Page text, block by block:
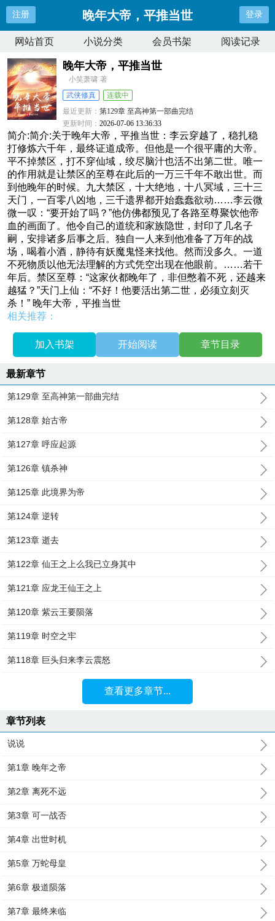
注册 晚年大帝，平推当世 登录
网站首页 小说分类 会员书架 阅读记录
晚年大帝，平推当世
小笑萧啸 著
武侠修真
连载中
最近更新：第129章 至高神第一部曲完结
更新时间：2026-07-06 13:36:33
简介:简介:关于晚年大帝，平推当世：李云穿越了，稳扎稳
打修炼六千年，最终证道成帝。但他是一个很平庸的大帝。
平不掉禁区，打不穿仙域，绞尽脑汁也活不出第二世。唯一
的作用就是让禁区的至尊在此后的一万三千年不敢出世。而
到他晚年的时候。九大禁区，十大绝地，十八冥域，三十三
天门，一百零八凶地，三千遗界都开始蠢蠢欲动……李云微
微一叹：“要开始了吗？”他仿佛都预见了各路至尊聚饮他帝
血的画面了。他令自己的道统和家族隐世，封印了几名子
嗣，安排诸多后事之后。独自一人来到他准备了万年的战
场，喝着小酒，静待有妖魔鬼怪来找他。然而没多久。一道
不死物质以他无法理解的方式凭空出现在他眼前。……若干
年后。禁区至尊：“这家伙都晚年了，非但憋着不死，还越来
越猛？”天门上仙：“不好！他要活出第二世，必须立刻灭
杀！” 晚年大帝，平推当世
相关推荐：
加入书架 开始阅读 章节目录
最新章节
第129章 至高神第一部曲完结
第128章 始古帝
第127章 呼应起源
第126章 镇杀神
第125章 此境界为帝
第124章 逆转
第123章 逝去
第122章 仙王之上么我已立身其中
第121章 应龙王仙王之上
第120章 紫云王要陨落
第119章 时空之牢
第118章 巨头归来李云震怒
查看更多章节...
章节列表
说说
第1章 晚年之帝
第2章 离死不远
第3章 可一战否
第4章 出世时机
第5章 万蛇母皇
第6章 极道陨落
第7章 最终来临